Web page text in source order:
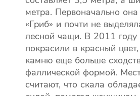
метра. Первоначально
«Гриб» и почти не
лесной чащи. В 2011 году
покрасили в красный
камню еще больше
фаллической формой.
считают, что скала